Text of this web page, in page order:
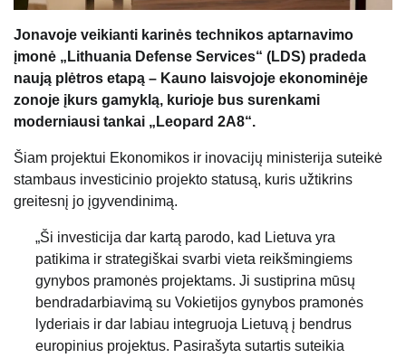
Jonavoje veikianti karinės technikos aptarnavimo
įmonė „Lithuania Defense Services“ (LDS) pradeda
naują plėtros etapą – Kauno laisvojoje ekonominėje
zonoje įkurs gamyklą, kurioje bus surenkami
moderniausi tankai „Leopard 2A8“.
Šiam projektui Ekonomikos ir inovacijų ministerija suteikė
stambaus investicinio projekto statusą, kuris užtikrins
greitesnį jo įgyvendinimą.
„Ši investicija dar kartą parodo, kad Lietuva yra
patikima ir strategiškai svarbi vieta reikšmingiems
gynybos pramonės projektams. Ji sustiprina mūsų
bendradarbiavimą su Vokietijos gynybos pramonės
lyderiais ir dar labiau integruoja Lietuvą į bendrus
europinius projektus. Pasirašyta sutartis suteikia